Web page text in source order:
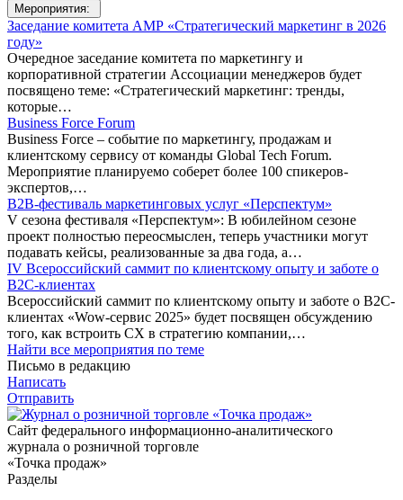
Мероприятия:
Заседание комитета АМР «Стратегический маркетинг в 2026
году»
Очередное заседание комитета по маркетингу и
корпоративной стратегии Ассоциации менеджеров будет
посвящено теме: «Стратегический маркетинг: тренды,
которые…
Business Force Forum
Business Force – событие по маркетингу, продажам и
клиентскому сервису от команды Global Tech Forum.
Мероприятие планируемо соберет более 100 спикеров-
экспертов,…
B2B-фестиваль маркетинговых услуг «Перспектум»
V сезона фестиваля «Перспектум»: В юбилейном сезоне
проект полностью переосмыслен, теперь участники могут
подавать кейсы, реализованные за два года, а…
IV Всероссийский саммит по клиентскому опыту и заботе о
В2С-клиентах
Всероссийский саммит по клиентскому опыту и заботе о В2С-
клиентах «Wow-сервис 2025» будет посвящен обсуждению
того, как встроить CX в стратегию компании,…
Найти все мероприятия по теме
Письмо в редакцию
Написать
Отправить
Сайт федерального информационно-аналитического
журнала о розничной торговле
«Точка продаж»
Разделы